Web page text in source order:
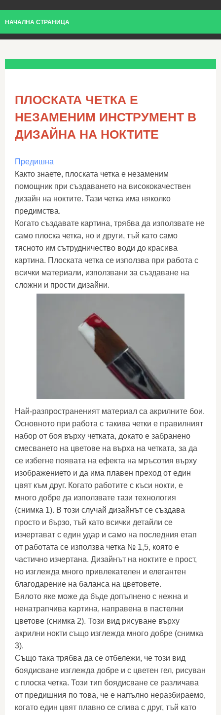
НАЧАЛНА СТРАНИЦА
ПЛОСКАТА ЧЕТКА Е
НЕЗАМЕНИМ ИНСТРУМЕНТ В
ДИЗАЙНА НА НОКТИТЕ
Предишна
Както знаете, плоската четка е незаменим
помощник при създаването на висококачествен
дизайн на ноктите. Тази четка има няколко
предимства.
Когато създавате картина, трябва да използвате не
само плоска четка, но и други, тъй като само
тясното им сътрудничество води до красива
картина. Плоската четка се използва при работа с
всички материали, използвани за създаване на
сложни и прости дизайни.
Най-разпространеният материал са акрилните бои.
Основното при работа с такива четки е правилният
набор от боя върху четката, докато е забранено
смесването на цветове на върха на четката, за да
се избегне появата на ефекта на мръсотия върху
изображението и да има плавен преход от един
цвят към друг. Когато работите с къси нокти, е
много добре да използвате тази технология
(снимка 1). В този случай дизайнът се създава
просто и бързо, тъй като всички детайли се
изчертават с един удар и само на последния етап
от работата се използва четка № 1,5, която е
частично изчертана. Дизайнът на ноктите е прост,
но изглежда много привлекателен и елегантен
благодарение на баланса на цветовете.
Бялото яке може да бъде допълнено с нежна и
ненатрапчива картина, направена в пастелни
цветове (снимка 2). Този вид рисуване върху
акрилни нокти също изглежда много добре (снимка
3).
Също така трябва да се отбележи, че този вид
боядисване изглежда добре и с цветен гел, рисуван
с плоска четка. Този тип боядисване се различава
от предишния по това, че е напълно неразбираемо,
когато един цвят плавно се слива с друг, тъй като